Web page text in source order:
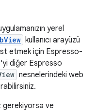
yerel
kullanıcı arayüzü
etmek için Espresso-
diğer Espresso
nesnelerindeki web
gerekiyorsa ve